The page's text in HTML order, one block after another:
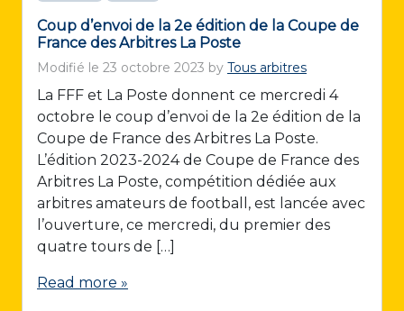
Coup d’envoi de la 2e édition de la Coupe de
France des Arbitres La Poste
Modifié le 23 octobre 2023 by Tous arbitres
La FFF et La Poste donnent ce mercredi 4
octobre le coup d’envoi de la 2e édition de la
Coupe de France des Arbitres La Poste.
L’édition 2023-2024 de Coupe de France des
Arbitres La Poste, compétition dédiée aux
arbitres amateurs de football, est lancée avec
l’ouverture, ce mercredi, du premier des
quatre tours de […]
Read more »